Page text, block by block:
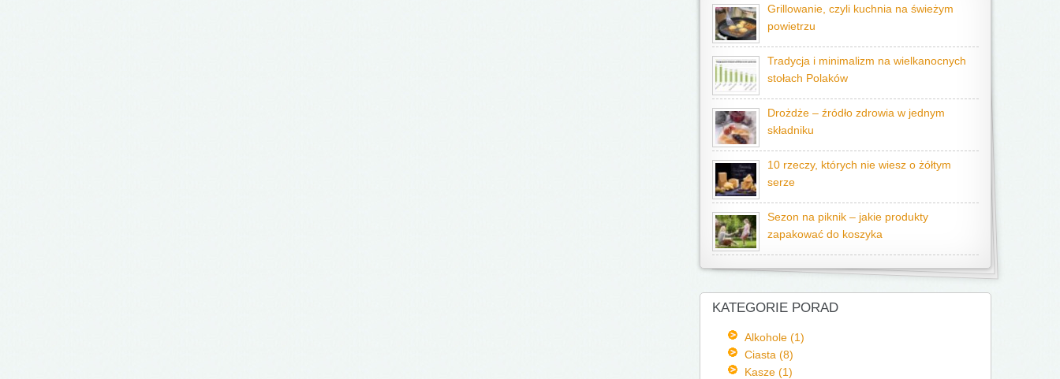
Grillowanie, czyli kuchnia na świeżym
powietrzu
Tradycja i minimalizm na wielkanocnych
stołach Polaków
Drożdże – źródło zdrowia w jednym
składniku
10 rzeczy, których nie wiesz o żółtym
serze
Sezon na piknik – jakie produkty
zapakować do koszyka
KATEGORIE PORAD
Alkohole (1)
Ciasta (8)
Kasze (1)